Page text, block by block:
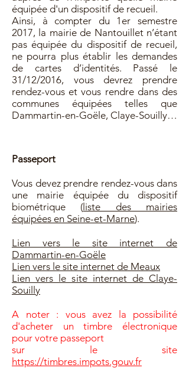
équipée d'un dispositif de recueil.
Ainsi, à compter du 1er semestre
2017, la mairie de Nantouillet n’étant
pas équipée du dispositif de recueil,
ne pourra plus établir les demandes
de cartes d’identités. Passé le
31/12/2016, vous devrez prendre
rendez-vous et vous rendre dans des
communes équipées telles que
Dammartin-en-Goële, Claye-Souilly…
Passeport
Vous devez prendre rendez-vous dans
une mairie équipée du dispositif
biométrique ( liste des mairies
équipées en Seine-et-Marne).
Lien vers le site internet de
Dammartin-en-Goële
Lien vers le site internet de Meaux
Lien vers le site internet de Claye-
Souilly
A noter : vous avez la possibilité
d'acheter un timbre électronique
pour votre passeport
sur le site
https://timbres.impots.gouv.fr